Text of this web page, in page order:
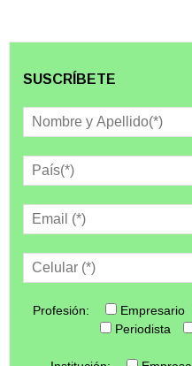
SUSCRÍBETE
Profesión: Empresario
Periodista